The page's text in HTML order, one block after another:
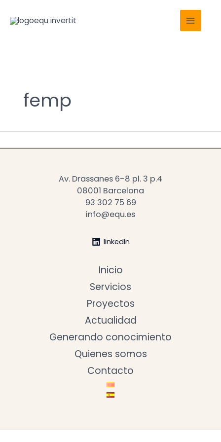
Main
Menu
femp
Av. Drassanes 6-8 pl. 3 p.4
08001 Barcelona
93 302 75 69
info@equ.es
linkedIn
Inicio
Servicios
Proyectos
Actualidad
Generando conocimiento
Quienes somos
Contacto